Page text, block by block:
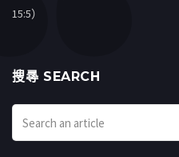
15:5）
搜㝷 SEARCH